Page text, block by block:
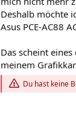
Deshalb möchte
Asus PCE-AC88
Das scheint
meinem
Du hast keine